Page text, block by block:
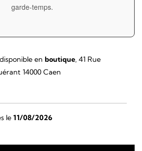
garde-temps.
disponible en boutique, 41 Rue
14000 Caen
le 11/08/2026